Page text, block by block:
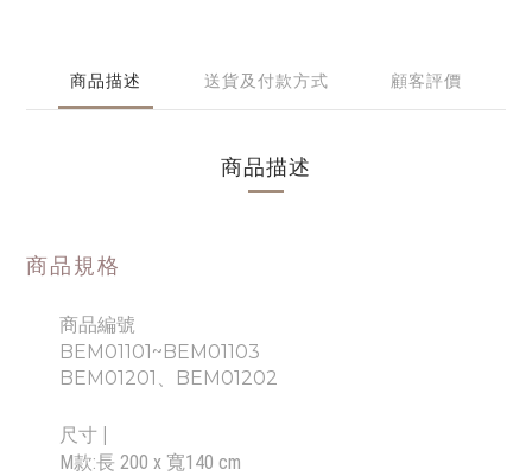
商品描述 送貨及付款方式 顧客評價
商品描述
商品規格
商品編號
BEM01101~BEM01103
BEM01201、BEM01202
尺寸
M款:長 200 x 寬140 cm